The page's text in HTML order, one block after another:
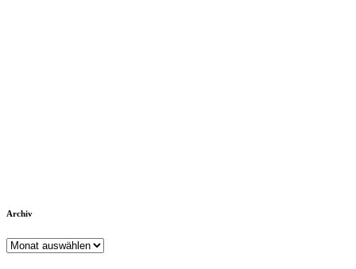
Archiv
Archiv